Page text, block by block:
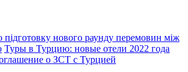
підготовку нового раунду перемовин між
Туры в Турцию: новые отели 2022 года
о ЗСТ с Турцией